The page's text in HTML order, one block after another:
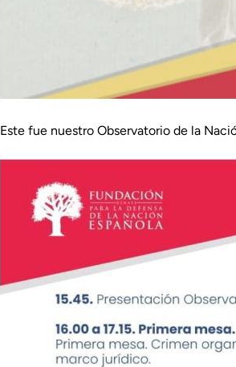
Este fue nuestro Observatorio de la